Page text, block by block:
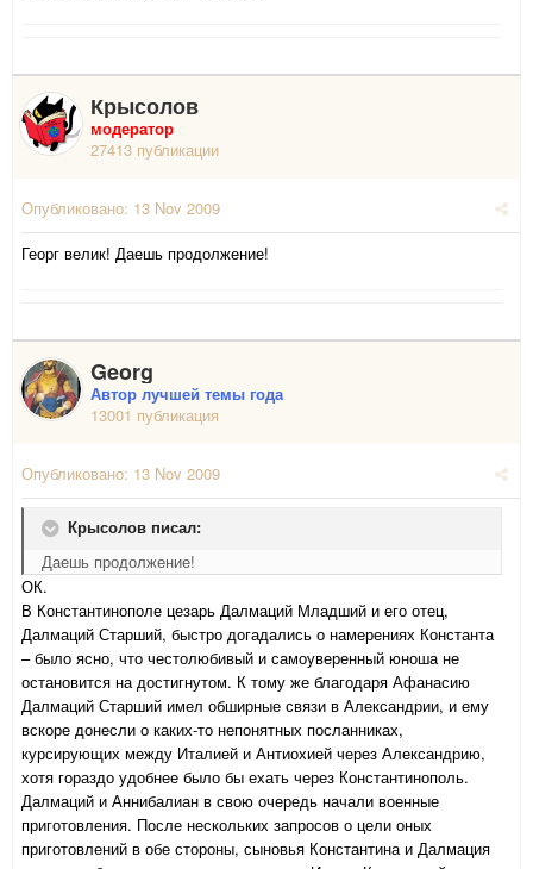
Крысолов
модератор
27413 публикации
Опубликовано: 13 Nov 2009
Георг велик! Даешь продолжение!
Georg
Автор лучшей темы года
13001 публикация
Опубликовано: 13 Nov 2009
Крысолов писал:
Даешь продолжение!
ОК.
В Константинополе цезарь Далмаций Младший и его отец,
Далмаций Старший, быстро догадались о намерениях Константа
– было ясно, что честолюбивый и самоуверенный юноша не
остановится на достигнутом. К тому же благодаря Афанасию
Далмаций Старший имел обширные связи в Александрии, и ему
вскоре донесли о каких-то непонятных посланниках,
курсирующих между Италией и Антиохией через Александрию,
хотя гораздо удобнее было бы ехать через Константинополь.
Далмаций и Аннибалиан в свою очередь начали военные
приготовления. После нескольких запросов о цели оных
приготовлений в обе стороны, сыновья Константина и Далмация